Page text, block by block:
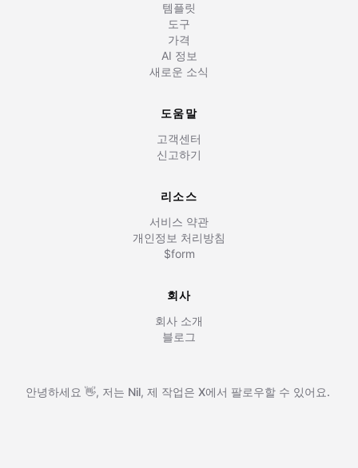
템플릿
도구
가격
AI 정보
새로운 소식
도움말
고객센터
신고하기
리소스
서비스 약관
개인정보 처리방침
$form
회사
회사 소개
블로그
안녕하세요 👋, 저는 Nil, 제 작업은 X에서 팔로우할 수 있어요.